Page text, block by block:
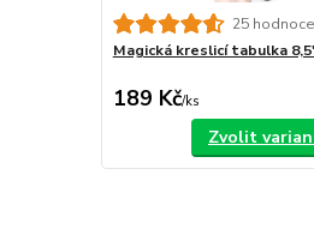
25
Magická kreslicí tabulka
189 Kč/ks
Zvolit